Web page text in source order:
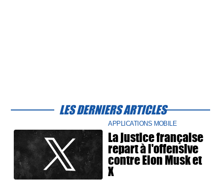
LES DERNIERS ARTICLES
APPLICATIONS MOBILE
La justice française
repart à l'offensive
contre Elon Musk et
X